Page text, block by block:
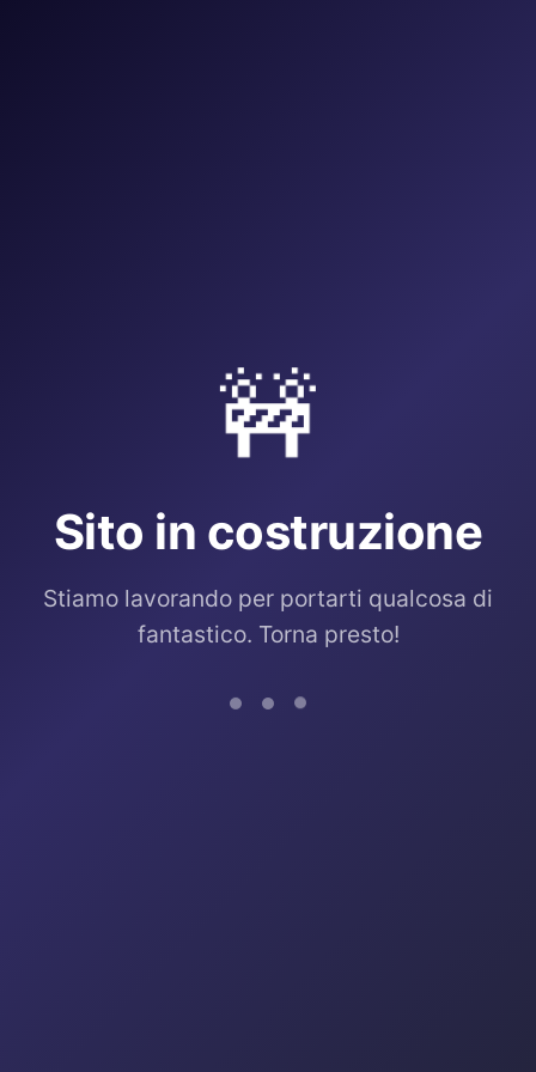
🚧
Sito in costruzione
Stiamo lavorando per portarti qualcosa di
fantastico. Torna presto!